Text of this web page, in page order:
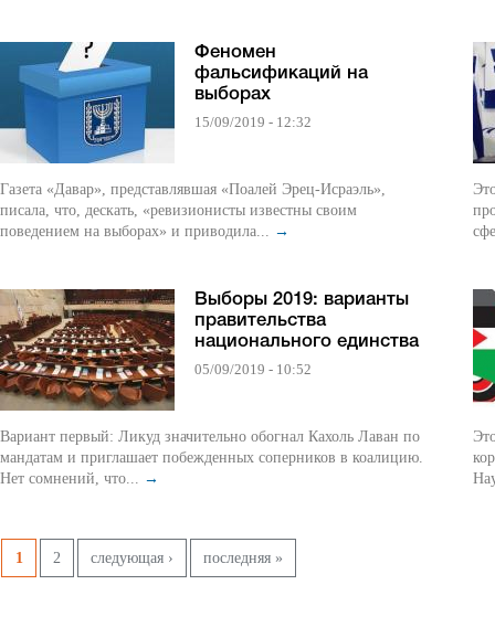
Феномен
фальсификаций на
выборах
15/09/2019 - 12:32
Газета «Давар», представлявшая «Поалей Эрец-Исраэль»,
писала, что, дескать, «ревизионисты известны своим
поведением на выборах» и приводила... →
Выборы 2019: варианты
правительства
национального единства
05/09/2019 - 10:52
Вариант первый: Ликуд значительно обогнал Кахоль Лаван по
мандатам и приглашает побежденных соперников в коалицию.
Нет сомнений, что... →
Это
Pages
1 2 следующая › последняя »